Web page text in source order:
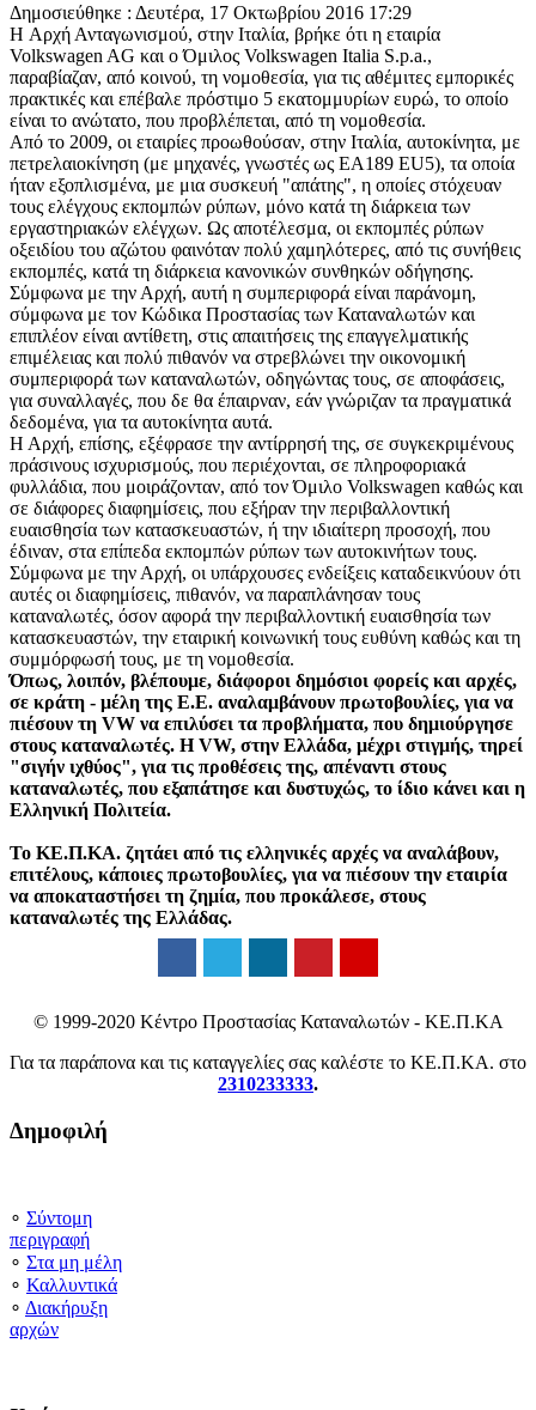
Δημοσιεύθηκε : Δευτέρα, 17 Οκτωβρίου 2016 17:29
H Αρχή Ανταγωνισμού, στην Ιταλία, βρήκε ότι η εταιρία
Volkswagen AG και ο Όμιλος Volkswagen Italia S.p.a.,
παραβίαζαν, από κοινού, τη νομοθεσία, για τις αθέμιτες εμπορικές
πρακτικές και επέβαλε πρόστιμο 5 εκατομμυρίων ευρώ, το οποίο
είναι το ανώτατο, που προβλέπεται, από τη νομοθεσία.
Από το 2009, οι εταιρίες προωθούσαν, στην Ιταλία, αυτοκίνητα, με
πετρελαιοκίνηση (με μηχανές, γνωστές ως ΕΑ189 EU5), τα οποία
ήταν εξοπλισμένα, με μια συσκευή "απάτης", η οποίες στόχευαν
τους ελέγχους εκπομπών ρύπων, μόνο κατά τη διάρκεια των
εργαστηριακών ελέγχων. Ως αποτέλεσμα, οι εκπομπές ρύπων
οξειδίου του αζώτου φαινόταν πολύ χαμηλότερες, από τις συνήθεις
εκπομπές, κατά τη διάρκεια κανονικών συνθηκών οδήγησης.
Σύμφωνα με την Αρχή, αυτή η συμπεριφορά είναι παράνομη,
σύμφωνα με τον Κώδικα Προστασίας των Καταναλωτών και
επιπλέον είναι αντίθετη, στις απαιτήσεις της επαγγελματικής
επιμέλειας και πολύ πιθανόν να στρεβλώνει την οικονομική
συμπεριφορά των καταναλωτών, οδηγώντας τους, σε αποφάσεις,
για συναλλαγές, που δε θα έπαιρναν, εάν γνώριζαν τα πραγματικά
δεδομένα, για τα αυτοκίνητα αυτά.
Η Αρχή, επίσης, εξέφρασε την αντίρρησή της, σε συγκεκριμένους
πράσινους ισχυρισμούς, που περιέχονται, σε πληροφοριακά
φυλλάδια, που μοιράζονταν, από τον Όμιλο Volkswagen καθώς και
σε διάφορες διαφημίσεις, που εξήραν την περιβαλλοντική
ευαισθησία των κατασκευαστών, ή την ιδιαίτερη προσοχή, που
έδιναν, στα επίπεδα εκπομπών ρύπων των αυτοκινήτων τους.
Σύμφωνα με την Αρχή, οι υπάρχουσες ενδείξεις καταδεικνύουν ότι
αυτές οι διαφημίσεις, πιθανόν, να παραπλάνησαν τους
καταναλωτές, όσον αφορά την περιβαλλοντική ευαισθησία των
κατασκευαστών, την εταιρική κοινωνική τους ευθύνη καθώς και τη
συμμόρφωσή τους, με τη νομοθεσία.
Όπως, λοιπόν, βλέπουμε, διάφοροι δημόσιοι φορείς και αρχές,
σε κράτη - μέλη της Ε.Ε. αναλαμβάνουν πρωτοβουλίες, για να
πιέσουν τη VW να επιλύσει τα προβλήματα, που δημιούργησε
στους καταναλωτές. Η VW, στην Ελλάδα, μέχρι στιγμής, τηρεί
"σιγήν ιχθύος", για τις προθέσεις της, απέναντι στους
καταναλωτές, που εξαπάτησε και δυστυχώς, το ίδιο κάνει και η
Ελληνική Πολιτεία.
Το ΚΕ.Π.ΚΑ. ζητάει από τις ελληνικές αρχές να αναλάβουν,
επιτέλους, κάποιες πρωτοβουλίες, για να πιέσουν την εταιρία
να αποκαταστήσει τη ζημία, που προκάλεσε, στους
καταναλωτές της Ελλάδας.
© 1999-2020 Κέντρο Προστασίας Καταναλωτών - ΚΕ.Π.ΚΑ
Για τα παράπονα και τις καταγγελίες σας καλέστε το ΚΕ.Π.ΚΑ. στο
2310233333.
Δημοφιλή
∘ Σύντομη
περιγραφή
∘ Στα μη μέλη
∘ Καλλυντικά
∘ Διακήρυξη
αρχών